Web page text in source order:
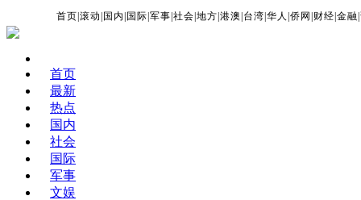
首页 |滚动 国内 国际 |军事 |社会 |地方 |港澳 台湾 |华人 |侨网 财经 |金融 |
首页
最新
热点
国内
社会
国际
军事
文娱